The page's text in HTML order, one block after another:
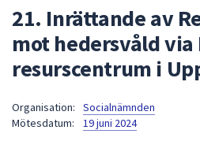
21. Inrättande av
mot hedersvåld via
resurscentrum i
Organisation:
Socialnämnden
Mötesdatum:
19 juni 2024